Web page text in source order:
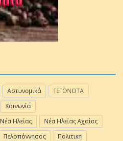
Αστυνομικά
ΓΕΓΟΝΟΤΑ
Κοινωνία
Νέα Ηλείας
Νέα Ηλείας Αχαΐας
Πελοπόννησος
Πολιτικη